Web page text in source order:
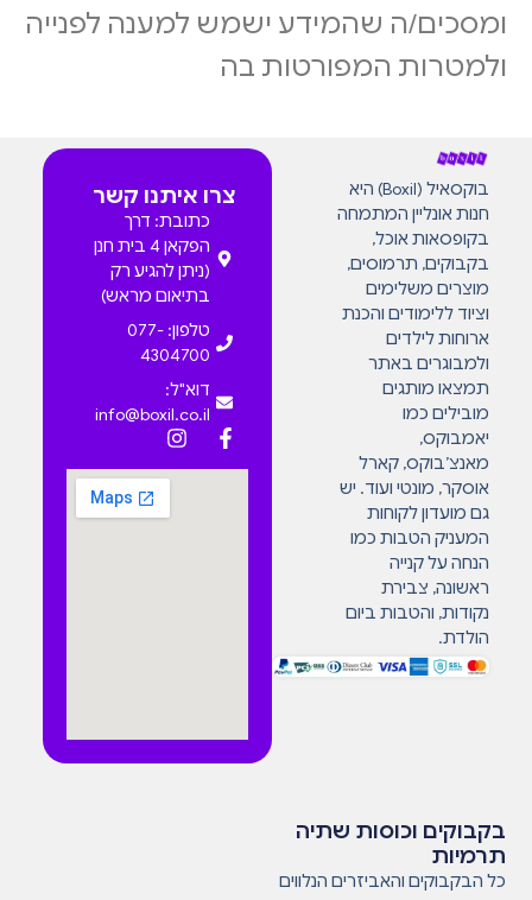
ומסכים/ה שהמידע ישמש למענה לפנייה
ולמטרות המפורטות בה
בוקסאיל (Boxil) היא
חנות אונליין המתמחה
בקופסאות אוכל,
בקבוקים, תרמוסים,
מוצרים משלימים
וציוד ללימודים והכנת
ארוחות לילדים
ולמבוגרים באתר
תמצאו מותגים
מובילים כמו
יאמבוקס,
מאנצ’בוקס, קארל
אוסקר, מונטי ועוד. יש
גם מועדון לקוחות
המעניק הטבות כמו
הנחה על קנייה
ראשונה, צבירת
נקודות, והטבות ביום
הולדת.
צרו איתנו קשר
כתובת: דרך
הפקאן 4 בית חנן
(ניתן להגיע רק
בתיאום מראש)
טלפון: 077-
4304700
דוא"ל:
info@boxil.co.il
בקבוקים וכוסות שתיה
תרמיות
כל הבקבוקים והאביזרים הנלווים